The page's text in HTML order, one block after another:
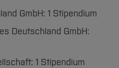
Hochschule
GmbH: 1 Stipendium
Deutschland GmbH:
1 Stipendium